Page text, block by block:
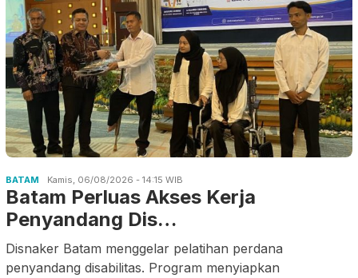
BATAM Kamis, 06/08/2026 - 14:15 WIB
Batam Perluas Akses Kerja
Penyandang Dis…
Disnaker Batam menggelar pelatihan perdana
penyandang disabilitas. Program menyiapkan